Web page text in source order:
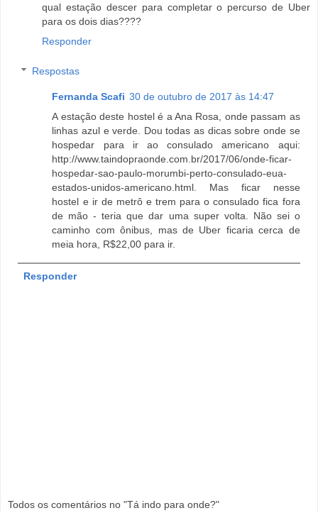
qual estação descer para completar o percurso de Uber
para os dois dias????
Responder
Respostas
Fernanda Scafi 30 de outubro de 2017 às 14:47
A estação deste hostel é a Ana Rosa, onde passam as
linhas azul e verde. Dou todas as dicas sobre onde se
hospedar para ir ao consulado americano aqui:
http://www.taindopraonde.com.br/2017/06/onde-ficar-
hospedar-sao-paulo-morumbi-perto-consulado-eua-
estados-unidos-americano.html. Mas ficar nesse
hostel e ir de metrô e trem para o consulado fica fora
de mão - teria que dar uma super volta. Não sei o
caminho com ônibus, mas de Uber ficaria cerca de
meia hora, R$22,00 para ir.
Responder
Todos os comentários no "Tá indo para onde?"